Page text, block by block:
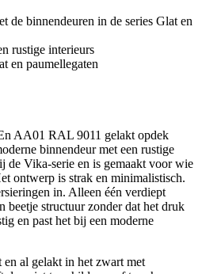
de binnendeuren in de series Glat en
rustige interieurs
en paumellegaten
AA01 RAL 9011 gelakt opdek
binnendeur met een rustige
de Vika-serie en is gemaakt voor wie
ontwerp is strak en minimalistisch.
in. Alleen één verdiept
beetje structuur zonder dat het druk
en past het bij een moderne
al gelakt in het zwart met